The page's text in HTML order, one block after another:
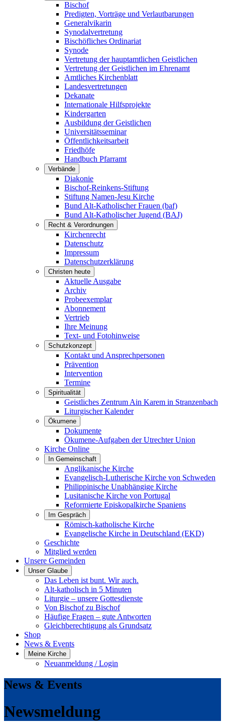
Bischof
Predigten, Vorträge und Verlautbarungen
Generalvikarin
Synodalvertretung
Bischöfliches Ordinariat
Synode
Vertretung der hauptamtlichen Geistlichen
Vertretung der Geistlichen im Ehrenamt
Amtliches Kirchenblatt
Landesvertretungen
Dekanate
Internationale Hilfsprojekte
Kindergarten
Ausbildung der Geistlichen
Universitätsseminar
Öffentlichkeitsarbeit
Friedhöfe
Handbuch Pfarramt
Verbände
Diakonie
Bischof-Reinkens-Stiftung
Stiftung Namen-Jesu Kirche
Bund Alt-Katholischer Frauen (baf)
Bund Alt-Katholischer Jugend (BAJ)
Recht & Verordnungen
Kirchenrecht
Datenschutz
Impressum
Datenschutzerklärung
Christen heute
Aktuelle Ausgabe
Archiv
Probeexemplar
Abonnement
Vertrieb
Ihre Meinung
Text- und Fotohinweise
Schutzkonzept
Kontakt und Ansprechpersonen
Prävention
Intervention
Termine
Spiritualität
Geistliches Zentrum Ain Karem in Stranzenbach
Liturgischer Kalender
Ökumene
Dokumente
Ökumene-Aufgaben der Utrechter Union
Kirche Online
In Gemeinschaft
Anglikanische Kirche
Evangelisch-Lutherische Kirche von Schweden
Philippinische Unabhängige Kirche
Lusitanische Kirche von Portugal
Reformierte Episkopalkirche Spaniens
Im Gespräch
Römisch-katholische Kirche
Evangelische Kirche in Deutschland (EKD)
Geschichte
Mitglied werden
Unsere Gemeinden
Unser Glaube
Das Leben ist bunt. Wir auch.
Alt-katholisch in 5 Minuten
Liturgie – unsere Gottesdienste
Von Bischof zu Bischof
Häufige Fragen – gute Antworten
Gleichberechtigung als Grundsatz
Shop
News & Events
Meine Kirche
Neuanmeldung / Login
News & Events
Newsmeldung